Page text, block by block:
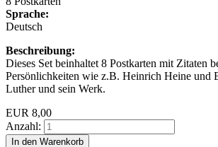
Sprache:
Deutsch
Beschreibung:
Dieses Set beinhaltet 8 Postkarten mit Zitaten
Persönlichkeiten wie z.B. Heinrich Heine und
Luther und sein Werk.
EUR 8,00
Anzahl: